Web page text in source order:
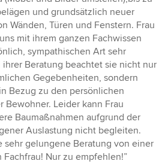
und grundsätzlich neuer
Wänden, Türen und Fenstern. Frau
mit ihrem ganzen Fachwissen
sympathischen Art sehr
Beratung beachtet sie nicht nur
Gegebenheiten, sondern
Bezug zu den persönlichen
Bewohner. Leider kann Frau
Baumaßnahmen aufgrund der
Auslastung nicht begleiten.
sehr gelungene Beratung von einer
Fachfrau! Nur zu empfehlen!”